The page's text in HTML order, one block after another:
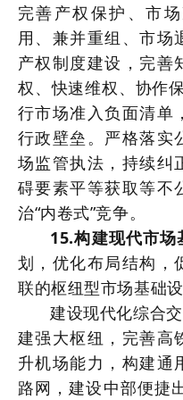
完善产权保护、市
用、兼并重组、市场
产权制度建设，完善
权、快速维权、协作
行市场准入负面清单
行政壁垒。严格落实
场监管执法，持续纠
碍要素平等获取等不
治“内卷式”竞争。
15.构建现代市场
划，优化布局结构，
联的枢纽型市场基础设
建设现代化综合
建强大枢纽，完善高
升机场能力，构建通
路网，建设中部便捷